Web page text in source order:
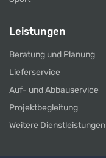
Leistungen
Beratung und Planung
Lieferservice
Auf- und Abbauservice
Projektbegleitung
Weitere Dienstleistungen